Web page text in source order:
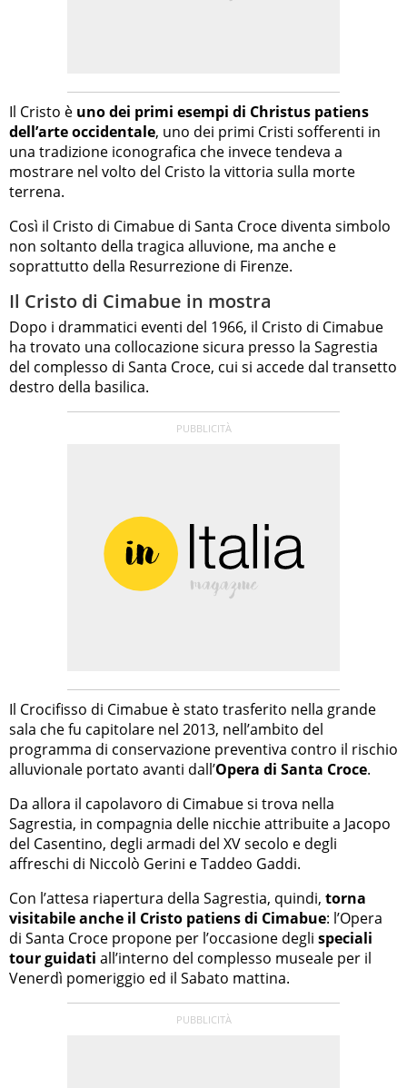
Il Cristo è uno dei primi esempi di Christus patiens
dell’arte occidentale, uno dei primi Cristi sofferenti in
una tradizione iconografica che invece tendeva a
mostrare nel volto del Cristo la vittoria sulla morte
terrena.
Così il Cristo di Cimabue di Santa Croce diventa simbolo
non soltanto della tragica alluvione, ma anche e
soprattutto della Resurrezione di Firenze.
Il Cristo di Cimabue in mostra
Dopo i drammatici eventi del 1966, il Cristo di Cimabue
ha trovato una collocazione sicura presso la Sagrestia
del complesso di Santa Croce, cui si accede dal transetto
destro della basilica.
Il Crocifisso di Cimabue è stato trasferito nella grande
sala che fu capitolare nel 2013, nell’ambito del
programma di conservazione preventiva contro il rischio
alluvionale portato avanti dall’Opera di Santa Croce.
Da allora il capolavoro di Cimabue si trova nella
Sagrestia, in compagnia delle nicchie attribuite a Jacopo
del Casentino, degli armadi del XV secolo e degli
affreschi di Niccolò Gerini e Taddeo Gaddi.
Con l’attesa riapertura della Sagrestia, quindi, torna
visitabile anche il Cristo patiens di Cimabue: l’Opera
di Santa Croce propone per l’occasione degli speciali
tour guidati all’interno del complesso museale per il
Venerdì pomeriggio ed il Sabato mattina.